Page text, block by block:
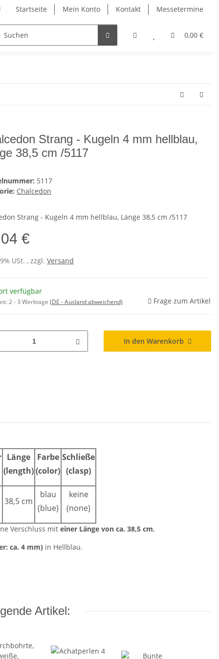
Startseite Mein Konto Kontakt Messetermine
0,00 €
Strang - Kugeln 4 mm hellblau,
38,5 cm /5117
5117
Chalcedon
Strang - Kugeln 4 mm hellblau, Länge 38,5 cm /5117
€
USt. , zzgl. Versand
verfügbar
2 - 3 Werktage (DE - Ausland abweichend) Frage zum Artikel
In den Warenkorb
Länge
(length)
Farbe
(color)
Schließe
(clasp)
38,5 cm
blau
(blue)
keine
(none)
Verschluss mit einer Länge von ca. 38,5 cm,
ca. 4 mm) in Hellblau.
Artikel: